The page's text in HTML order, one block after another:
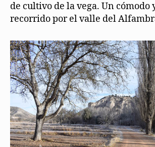
de cultivo de la vega. Un cómodo
recorrido por el valle del